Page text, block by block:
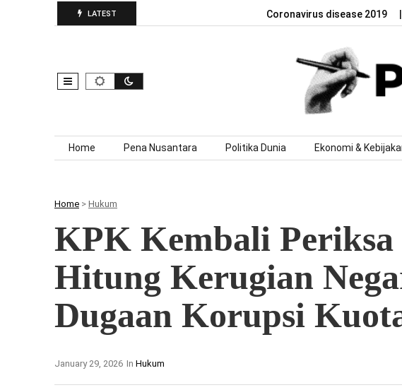
LATEST Coronavirus disease 2019
Skip to content
Home Pena Nusantara Politika Dunia Ekonomi &
Home > Hukum
KPK Kembali
Hitung Kerugian
Dugaan Korupsi
In Hukum
January 29, 2026